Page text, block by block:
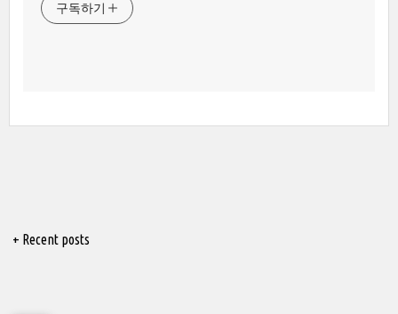
구독하기
+ Recent posts